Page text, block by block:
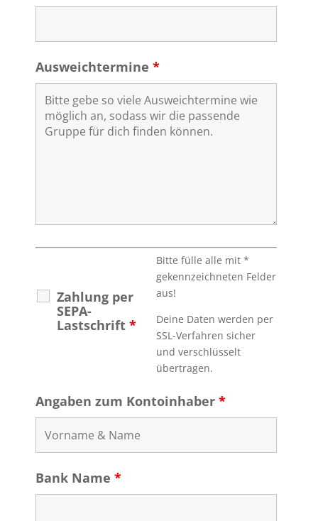
Ausweichtermine *
Zahlung per
SEPA-
Lastschrift *
Bitte fülle alle mit *
gekennzeichneten Felder
aus!
Deine Daten werden per
SSL-Verfahren sicher
und verschlüsselt
übertragen.
Angaben zum Kontoinhaber *
Bank Name *